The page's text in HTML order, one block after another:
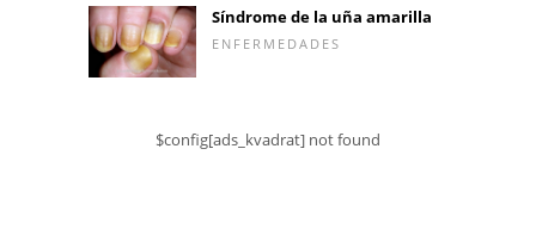
Síndrome de la uña amarilla
ENFERMEDADES
$config[ads_kvadrat] not found